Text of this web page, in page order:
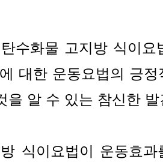
수화물 고지방 식이요
대한 운동요법의 긍
을 알 수 있는 참신한
식이요법이 운동효과